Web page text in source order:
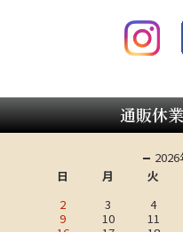
通販休
日
月 火
2
3 4
9
10 11